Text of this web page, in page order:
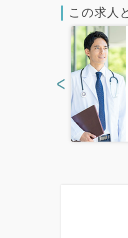
この求人
<